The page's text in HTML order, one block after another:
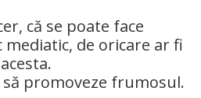
că se poate face
de oricare ar fi
acesta.
promoveze frumosul.